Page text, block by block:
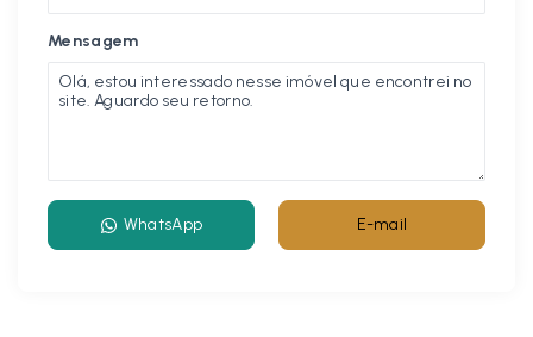
Mensagem
WhatsApp E-mail